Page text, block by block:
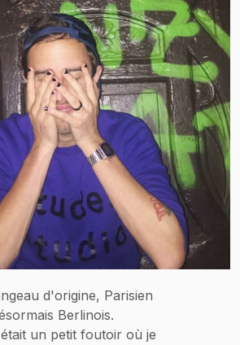
d'origine, Parisien
Berlinois.
un petit foutoir où je